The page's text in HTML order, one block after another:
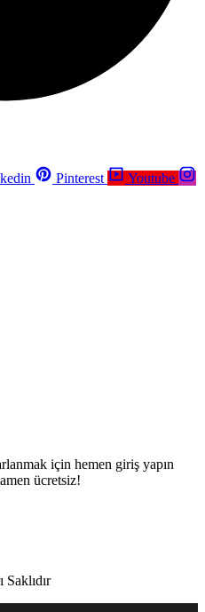
Pinterest
Youtube
için hemen giriş yapın
ücretsiz!